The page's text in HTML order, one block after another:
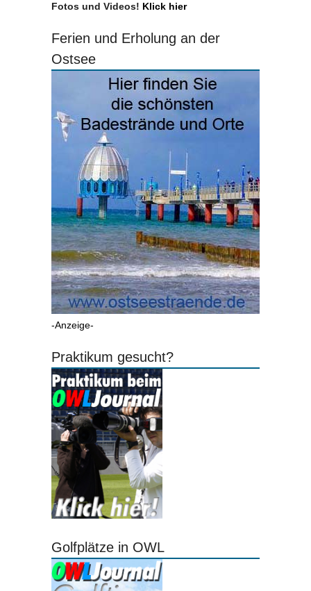
Fotos und Videos! Klick hier
Ferien und Erholung an der
Ostsee
-Anzeige-
Praktikum gesucht?
Golfplätze in OWL